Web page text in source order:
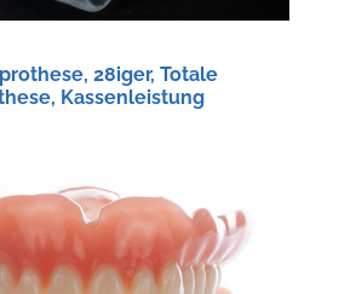
28iger, Totale
Kassenleistung